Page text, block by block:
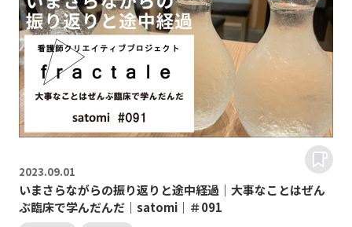
2023.09.01
いまさらながらの振り返りと途中経過｜大事なことはぜん
ぶ臨床で学んだんだ｜satomi｜＃091